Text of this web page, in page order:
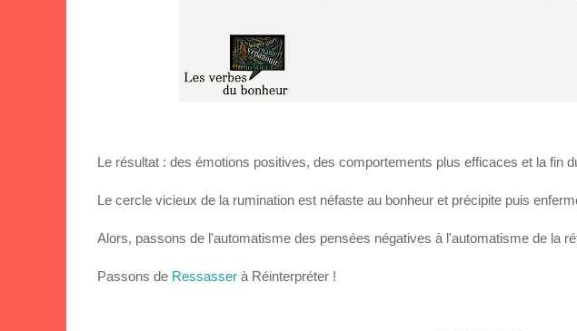
Le résultat : des émotions positives, des comportements plus efficaces et la fin
Le cercle vicieux de la rumination est néfaste au bonheur et précipite puis
Alors, passons de l'automatisme des pensées négatives à l'automatisme de la
Passons de Ressasser à Réinterpréter !